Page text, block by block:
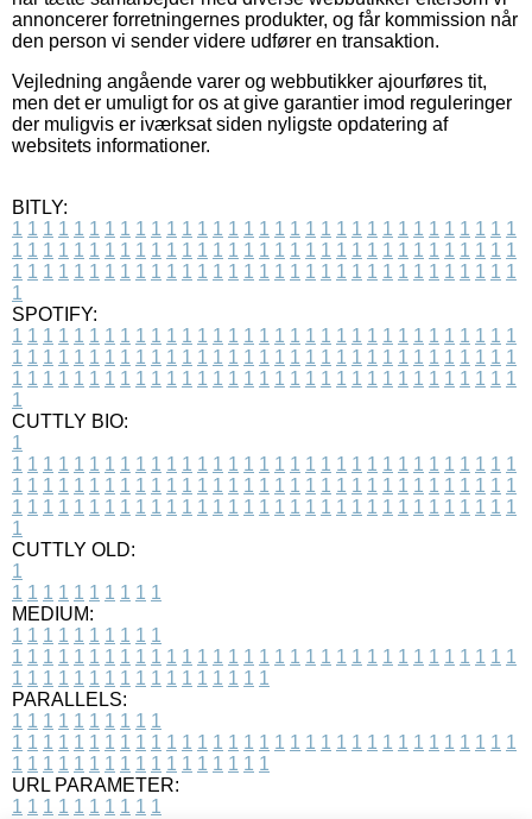
annoncerer forretningernes produkter, og får kommission når
den person vi sender videre udfører en transaktion.
Vejledning angående varer og webbutikker ajourføres tit,
men det er umuligt for os at give garantier imod reguleringer
der muligvis er iværksat siden nyligste opdatering af
websitets informationer.
BITLY:
1 1 1 1 1 1 1 1 1 1 1 1 1 1 1 1 1 1 1 1 1 1 1 1 1 1 1 1 1 1 1 1 1
1 1 1 1 1 1 1 1 1 1 1 1 1 1 1 1 1 1 1 1 1 1 1 1 1 1 1 1 1 1 1 1 1
1 1 1 1 1 1 1 1 1 1 1 1 1 1 1 1 1 1 1 1 1 1 1 1 1 1 1 1 1 1 1 1 1
1
SPOTIFY:
1 1 1 1 1 1 1 1 1 1 1 1 1 1 1 1 1 1 1 1 1 1 1 1 1 1 1 1 1 1 1 1 1
1 1 1 1 1 1 1 1 1 1 1 1 1 1 1 1 1 1 1 1 1 1 1 1 1 1 1 1 1 1 1 1 1
1 1 1 1 1 1 1 1 1 1 1 1 1 1 1 1 1 1 1 1 1 1 1 1 1 1 1 1 1 1 1 1 1
1
CUTTLY BIO:
1
1 1 1 1 1 1 1 1 1 1 1 1 1 1 1 1 1 1 1 1 1 1 1 1 1 1 1 1 1 1 1 1 1
1 1 1 1 1 1 1 1 1 1 1 1 1 1 1 1 1 1 1 1 1 1 1 1 1 1 1 1 1 1 1 1 1
1 1 1 1 1 1 1 1 1 1 1 1 1 1 1 1 1 1 1 1 1 1 1 1 1 1 1 1 1 1 1 1 1
1
CUTTLY OLD:
1
1 1 1 1 1 1 1 1 1 1
MEDIUM:
1 1 1 1 1 1 1 1 1 1
1 1 1 1 1 1 1 1 1 1 1 1 1 1 1 1 1 1 1 1 1 1 1 1 1 1 1 1 1 1 1 1 1
1 1 1 1 1 1 1 1 1 1 1 1 1 1 1 1 1
PARALLELS:
1 1 1 1 1 1 1 1 1 1
1 1 1 1 1 1 1 1 1 1 1 1 1 1 1 1 1 1 1 1 1 1 1 1 1 1 1 1 1 1 1 1 1
1 1 1 1 1 1 1 1 1 1 1 1 1 1 1 1 1
URL PARAMETER:
1 1 1 1 1 1 1 1 1 1